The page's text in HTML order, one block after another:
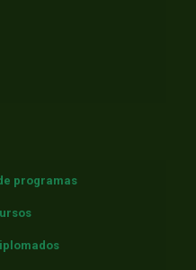
programas